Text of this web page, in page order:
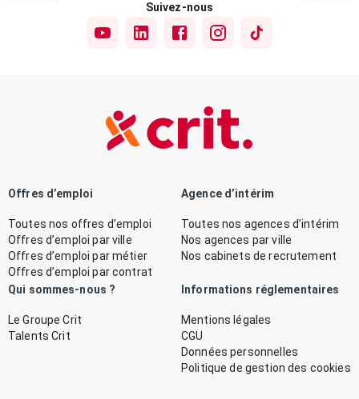
Suivez-nous
Offres d’emploi
Toutes nos offres d’emploi
Offres d’emploi par ville
Offres d’emploi par métier
Offres d’emploi par contrat
Agence d’intérim
Toutes nos agences d’intérim
Nos agences par ville
Nos cabinets de recrutement
Qui sommes-nous ?
Le Groupe Crit
Talents Crit
Informations réglementaires
Mentions légales
CGU
Données personnelles
Politique de gestion des cookies